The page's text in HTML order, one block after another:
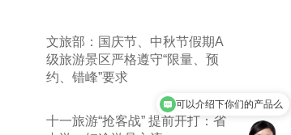
文旅部：国庆节、中秋节假期A
级旅游景区严格遵守“限量、预
约、错峰”要求
十一旅游“抢客战” 提前开打：省
可以介绍下你们的产品么